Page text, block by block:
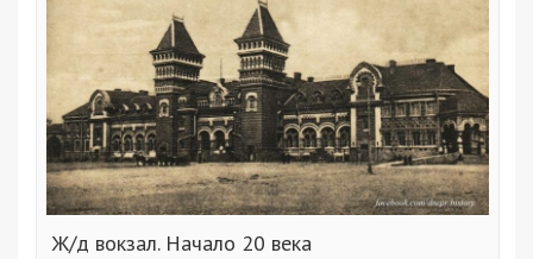
Ж/д вокзал. Начало 20 века